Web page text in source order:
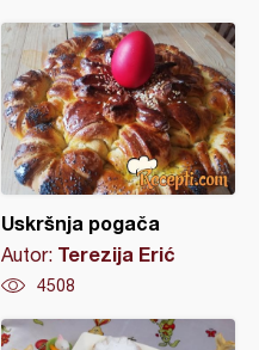
Uskršnja pogača
Autor: Terezija Erić
4508